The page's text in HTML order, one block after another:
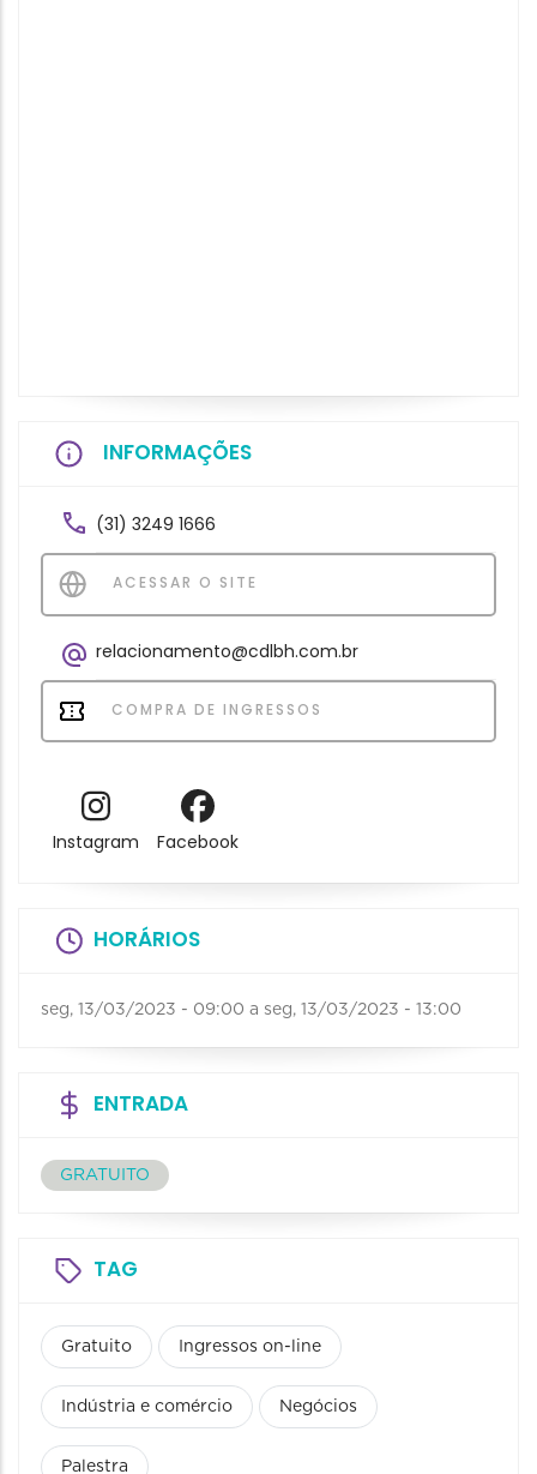
INFORMAÇÕES
(31) 3249 1666
ACESSAR O SITE
relacionamento@cdlbh.com.br
COMPRA DE INGRESSOS
Instagram Facebook
HORÁRIOS
seg, 13/03/2023 - 09:00 a seg, 13/03/2023 - 13:00
ENTRADA
GRATUITO
TAG
Gratuito Ingressos on-line
Indústria e comércio Negócios
Palestra